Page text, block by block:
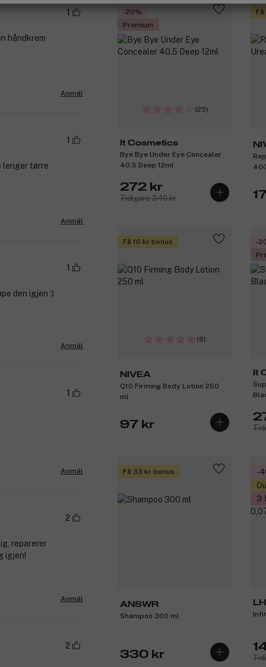
-20%
Premium
(25)
It Cosmetics
Bye Bye Under Eye Concealer
40.5 Deep 12ml
272 kr
Tidigare 340 kr
Få 10 kr bonus
(8)
NIVEA
Q10 Firming Body Lotion 250
ml
97 kr
-
It
Få 33 kr bonus
ANSWR
Shampoo 300 ml
330 kr
-
3
1
håndkrem
Anmäl
1
lenger tørre
Anmäl
1
den igjen :)
Anmäl
1
Anmäl
2
reparerer
igjen!
Anmäl
2